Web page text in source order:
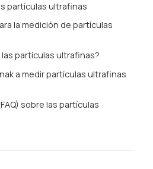
partículas ultrafinas
la medición de partículas
las partículas ultrafinas?
a medir partículas ultrafinas
sobre las partículas